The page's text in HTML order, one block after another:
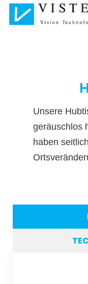
Unsere
geräuschlos
haben